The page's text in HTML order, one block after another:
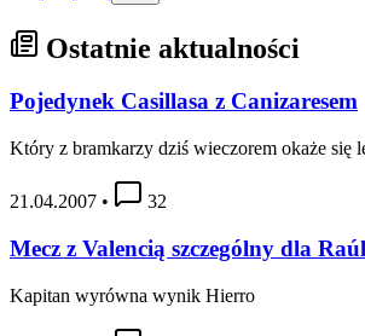
Ostatnie aktualności
Pojedynek Casillasa z Canizaresem
Który z bramkarzy dziś wieczorem okaże się
21.04.2007 • 32
Mecz z Valencią szczególny dla
Kapitan wyrówna wynik Hierro